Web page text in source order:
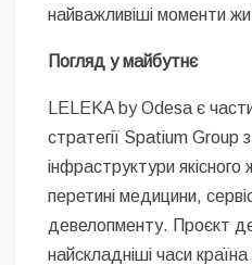
найважливіші моменти
Погляд у майбутнє
LELEKA by Odesa є
стратегії Spatium Group
інфраструктури
перетині медицини,
девелопменту. Проєкт
найскладніші часи